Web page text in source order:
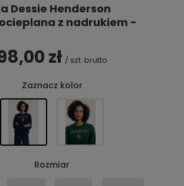
Dessie Henderson
z nadrukiem -
zł / szt. brutto
Zaznacz kolor
Rozmiar